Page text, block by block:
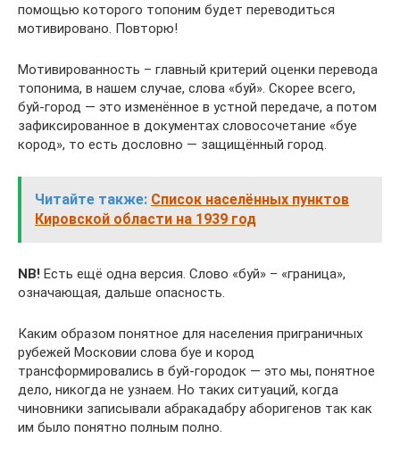
помощью которого топоним будет переводиться
мотивировано. Повторю!
Мотивированность – главный критерий оценки перевода
топонима, в нашем случае, слова «буй». Скорее всего,
буй-город — это изменённое в устной передаче, а потом
зафиксированное в документах словосочетание «буе
кород», то есть дословно — защищённый город.
Читайте также: Список населённых пунктов
Кировской области на 1939 год
NB! Есть ещё одна версия. Слово «буй» – «граница»,
означающая, дальше опасность.
Каким образом понятное для населения приграничных
рубежей Московии слова буе и кород
трансформировались в буй-городок — это мы, понятное
дело, никогда не узнаем. Но таких ситуаций, когда
чиновники записывали абракадабру аборигенов так как
им было понятно полным полно.